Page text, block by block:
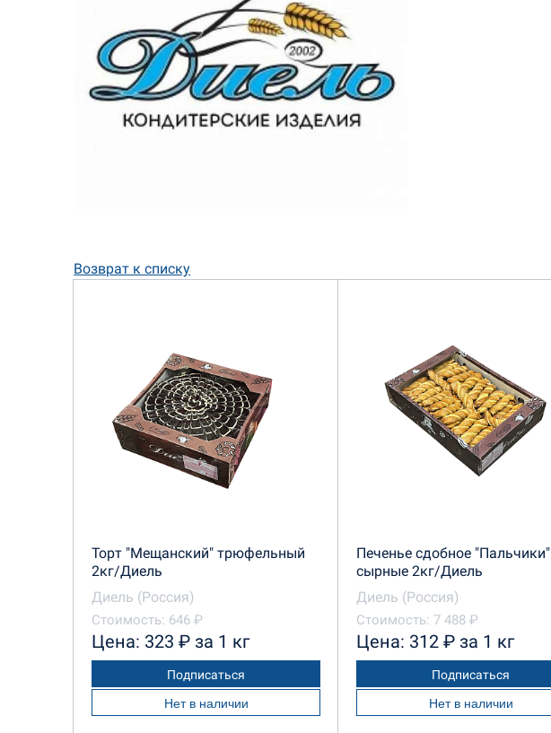
Возврат к списку
Торт "Мещанский" трюфельный
2кг/Диель
Диель (Россия)
Стоимость: 646 ₽
Цена: 323 ₽ за 1 кг
Подписаться
Нет в наличии
Печенье сдобное "Пальчики"
сырные 2кг/Диель
Диель (Россия)
Стоимость: 7 488 ₽
Цена: 312 ₽ за 1 кг
Подписаться
Нет в наличии